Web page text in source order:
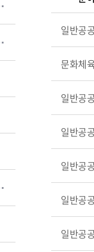
일반공
문화체
일반공
일반공
일반공
일반공
일반공